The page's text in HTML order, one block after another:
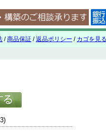
/商品保証 /返品ポリシー / カゴを見